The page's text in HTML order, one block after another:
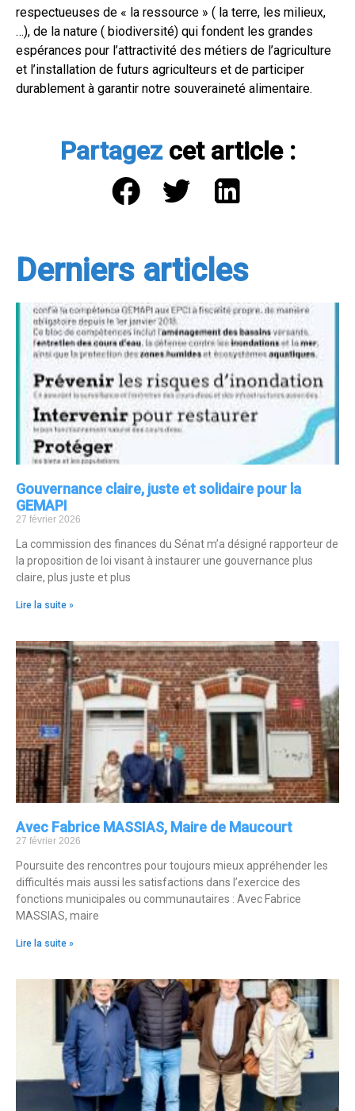
respectueuses de « la ressource » ( la terre, les milieux,
…), de la nature ( biodiversité) qui fondent les grandes
espérances pour l’attractivité des métiers de l’agriculture
et l’installation de futurs agriculteurs et de participer
durablement à garantir notre souveraineté alimentaire.
Partagezcet article :
Derniers articles
Gouvernance claire, juste et solidaire pour la
GEMAPI
27 février 2026
La commission des finances du Sénat m’a désigné rapporteur de
la proposition de loi visant à instaurer une gouvernance plus
claire, plus juste et plus
Lire la suite »
Avec Fabrice MASSIAS, Maire de Maucourt
27 février 2026
Poursuite des rencontres pour toujours mieux appréhender les
difficultés mais aussi les satisfactions dans l’exercice des
fonctions municipales ou communautaires : Avec Fabrice
MASSIAS, maire
Lire la suite »